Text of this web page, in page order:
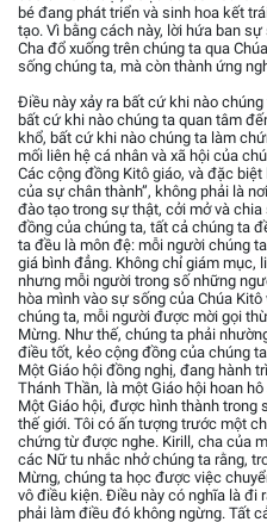
bé đang phát triển và sinh hoa kết
tạo. Vì bằng cách này, lời hứa ban
Cha đổ xuống trên chúng ta qua
sống chúng ta, mà còn thành ứng
Điều này xảy ra bất cứ khi nào
bất cứ khi nào chúng ta quan tâm
khổ, bất cứ khi nào chúng ta làm
mối liên hệ cá nhân và xã hội của
Các cộng đồng Kitô giáo, và đặc
của sự chân thành”, không phải là
đào tạo trong sự thật, cởi mở và
đồng của chúng ta, tất cả chúng ta
ta đều là môn đệ: mỗi người chúng
giá bình đẳng. Không chỉ giám mục,
nhưng mỗi người trong số những
hòa mình vào sự sống của Chúa
chúng ta, mỗi người được mời gọi
Mừng. Như thế, chúng ta phải
điều tốt, kẻo cộng đồng của chúng
Một Giáo hội đồng nghị, đang hành
Thánh Thần, là một Giáo hội hoan
Một Giáo hội, được hình thành trong
thế giới. Tôi có ấn tượng trước một
chứng từ được nghe. Kirill, cha của
các Nữ tu nhắc nhở chúng ta rằng,
Mừng, chúng ta học được việc
vô điều kiện. Điều này có nghĩa là đi
phải làm điều đó không ngừng. Tất